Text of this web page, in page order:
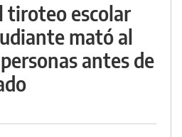
tiroteo escolar
mató al
antes de